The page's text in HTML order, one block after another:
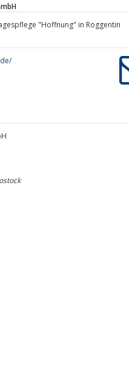
"Hoffnung" in Roggentin